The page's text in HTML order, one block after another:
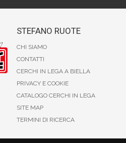
STEFANO RUOTE
CHI SIAMO
CONTATTI
CERCHI IN LEGA A BIELLA
PRIVACY E COOKIE
CATALOGO CERCHI IN LEGA
SITE MAP
TERMINI DI RICERCA